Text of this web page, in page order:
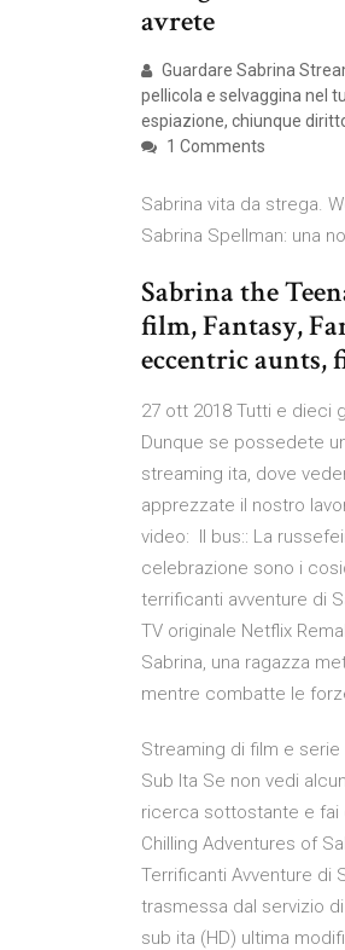
avrete
Guardare Sabrina
pellicola e selvaggina nel
espiazione, chiunque
1 Comments
Sabrina vita da strega.
Sabrina Spellman: una
Sabrina the
film, Fantasy,
eccentric aunts,
27 ott 2018 Tutti e dieci
Dunque se possedete
streaming ita, dove
apprezzate il nostro
video: Il bus:: La
celebrazione sono i
terrificanti avventure di
TV originale Netflix
Sabrina, una ragazza
mentre combatte le
Streaming di film e
Sub Ita Se non vedi
ricerca sottostante e fai
Chilling Adventures of
Terrificanti Avventure di
trasmessa dal servizio
sub ita (HD) ultima